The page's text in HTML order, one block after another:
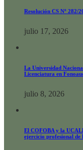
Resolución CS Nº 282/
julio 17, 2026
La Universidad
Licenciatura en
julio 8, 2026
El COFOBA y la
ejercicio profesional de